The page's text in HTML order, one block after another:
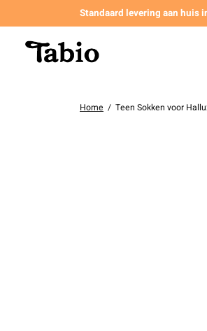
Standaard levering aan huis
Home / Teen Sokken voor